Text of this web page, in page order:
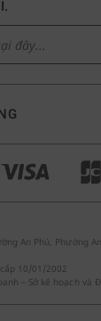
An Phú, Phường
10/01/2002
– Sở kế hoạch và